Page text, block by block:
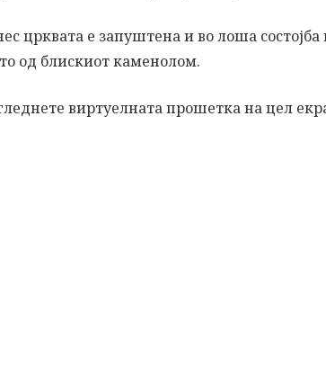
црквата е запуштена и во лоша
од блискиот каменолом.
виртуелната прошетка на цел